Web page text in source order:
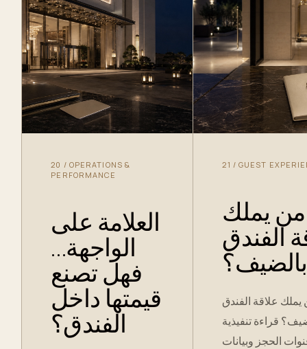
20 / OPERATIONS &
PERFORMANCE
العلامة على
الواجهة…
فهل تصنع
قيمتها داخل
الفندق؟
21 / GUEST
من يملك
الفندق
بالضيف؟
علاقة الفندق
قراءة تنفيذية
الحجز وبيانات